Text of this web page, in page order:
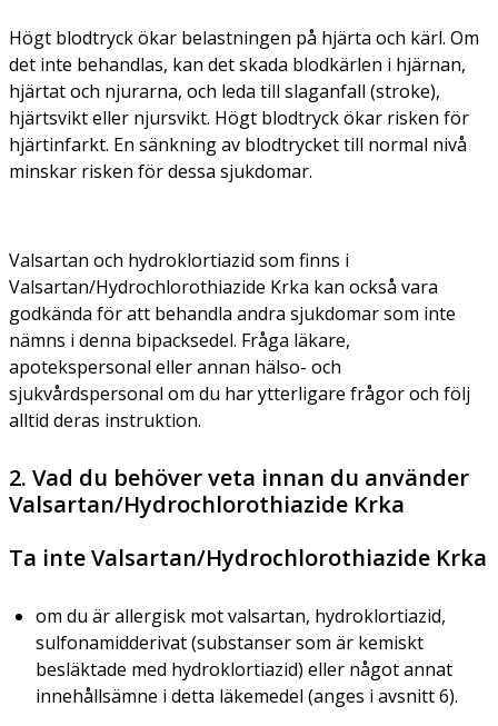
Högt blodtryck ökar belastningen på hjärta och kärl. Om
det inte behandlas, kan det skada blodkärlen i hjärnan,
hjärtat och njurarna, och leda till slaganfall (stroke),
hjärtsvikt eller njursvikt. Högt blodtryck ökar risken för
hjärtinfarkt. En sänkning av blodtrycket till normal nivå
minskar risken för dessa sjukdomar.
Valsartan och hydroklortiazid som finns i
Valsartan/Hydrochlorothiazide Krka kan också vara
godkända för att behandla andra sjukdomar som inte
nämns i denna bipacksedel. Fråga läkare,
apotekspersonal eller annan hälso- och
sjukvårdspersonal om du har ytterligare frågor och följ
alltid deras instruktion.
2. Vad du behöver veta innan du använder
Valsartan/Hydrochlorothiazide Krka
Ta inte Valsartan/Hydrochlorothiazide Krka
om du är allergisk mot valsartan, hydroklortiazid,
sulfonamidderivat (substanser som är kemiskt
besläktade med hydroklortiazid) eller något annat
innehållsämne i detta läkemedel (anges i avsnitt 6).